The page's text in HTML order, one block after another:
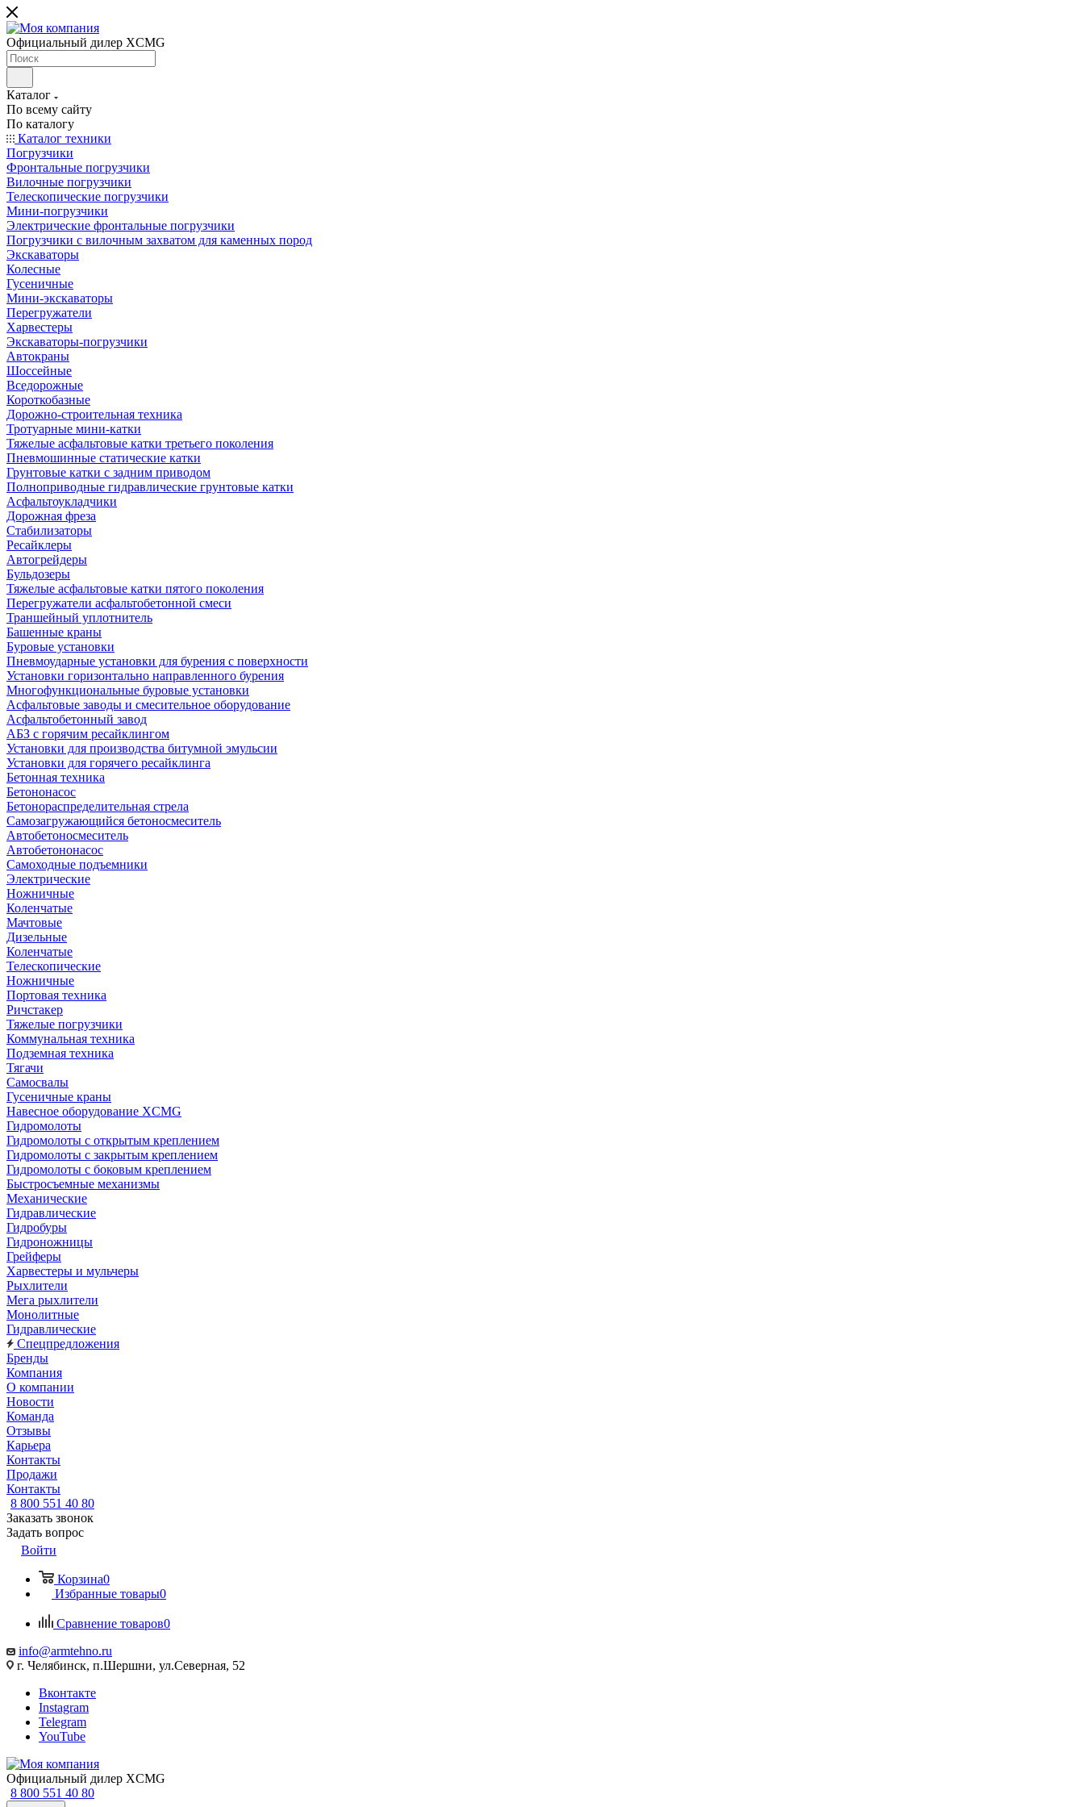
Официальный дилер XCMG
Каталог
По всему сайту
По каталогу
Каталог техники
Погрузчики
Фронтальные погрузчики
Вилочные погрузчики
Телескопические погрузчики
Мини-погрузчики
Электрические фронтальные погрузчики
Погрузчики с вилочным захватом для каменных пород
Экскаваторы
Колесные
Гусеничные
Мини-экскаваторы
Перегружатели
Харвестеры
Экскаваторы-погрузчики
Автокраны
Шоссейные
Вседорожные
Короткобазные
Дорожно-строительная техника
Тротуарные мини-катки
Тяжелые асфальтовые катки третьего поколения
Пневмошинные статические катки
Грунтовые катки с задним приводом
Полноприводные гидравлические грунтовые катки
Асфальтоукладчики
Дорожная фреза
Стабилизаторы
Ресайклеры
Автогрейдеры
Бульдозеры
Тяжелые асфальтовые катки пятого поколения
Перегружатели асфальтобетонной смеси
Траншейный уплотнитель
Башенные краны
Буровые установки
Пневмоударные установки для бурения с поверхности
Установки горизонтально направленного бурения
Многофункциональные буровые установки
Асфальтовые заводы и смесительное оборудование
Асфальтобетонный завод
АБЗ с горячим ресайклингом
Установки для производства битумной эмульсии
Установки для горячего ресайклинга
Бетонная техника
Бетононасос
Бетонораспределительная стрела
Самозагружающийся бетоносмеситель
Автобетоносмеситель
Автобетононасос
Самоходные подъемники
Электрические
Ножничные
Коленчатые
Мачтовые
Дизельные
Коленчатые
Телескопические
Ножничные
Портовая техника
Ричстакер
Тяжелые погрузчики
Коммунальная техника
Подземная техника
Тягачи
Самосвалы
Гусеничные краны
Навесное оборудование XCMG
Гидромолоты
Гидромолоты с открытым креплением
Гидромолоты с закрытым креплением
Гидромолоты с боковым креплением
Быстросъемные механизмы
Механические
Гидравлические
Гидробуры
Гидроножницы
Грейферы
Харвестеры и мульчеры
Рыхлители
Мега рыхлители
Монолитные
Гидравлические
Спецпредложения
Бренды
Компания
О компании
Новости
Команда
Отзывы
Карьера
Контакты
Продажи
Контакты
8 800 551 40 80
Заказать звонок
Задать вопрос
Войти
Корзина0
Избранные товары0
Сравнение товаров0
info@armtehno.ru
г. Челябинск, п.Шершни, ул.Северная, 52
Вконтакте
Instagram
Telegram
YouTube
Официальный дилер XCMG
8 800 551 40 80